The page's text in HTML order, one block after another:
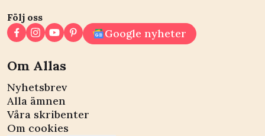
Följ oss
Google nyheter
Om Allas
Nyhetsbrev
Alla ämnen
Våra skribenter
Om cookies